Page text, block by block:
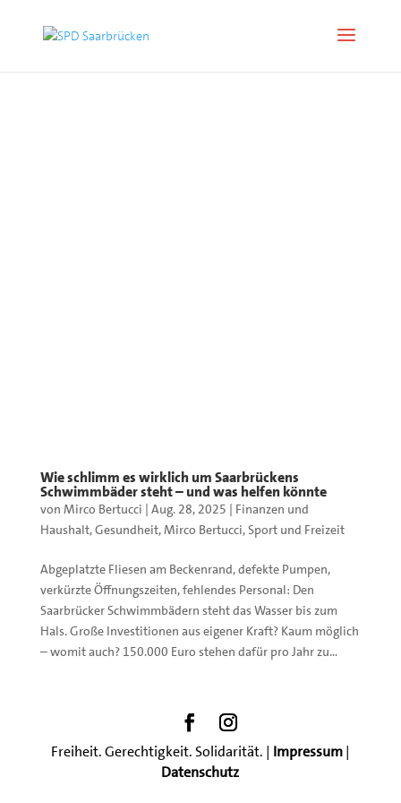
Wie schlimm es wirklich um Saarbrückens
Schwimmbäder steht – und was helfen könnte
von Mirco Bertucci Aug. 28, 2025
Finanzen und
Haushalt,Gesundheit,Mirco Bertucci,Sport und Freizeit
Abgeplatzte Fliesen am Beckenrand, defekte Pumpen,
verkürzte Öffnungszeiten, fehlendes Personal: Den
Saarbrücker Schwimmbädern steht das Wasser bis zum
Hals. Große Investitionen aus eigener Kraft? Kaum möglich
– womit auch? 150.000 Euro stehen dafür pro Jahr zu...
Freiheit. Gerechtigkeit. Solidarität. | Impressum|
Datenschutz